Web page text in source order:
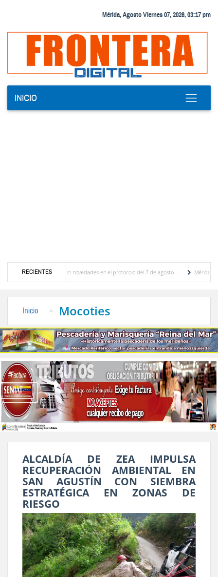
Mérida, Agosto Viernes 07, 2026, 03:17 pm
INICIO
RECIENTES
y se conocieron novedades en el protocolo del 7 de agosto
Mérida territorio
Inicio Mocoties
ALCALDÍA DE ZEA IMPULSA
RECUPERACIÓN AMBIENTAL EN
SAN AGUSTÍN CON SIEMBRA
ESTRATÉGICA EN ZONAS DE
RIESGO